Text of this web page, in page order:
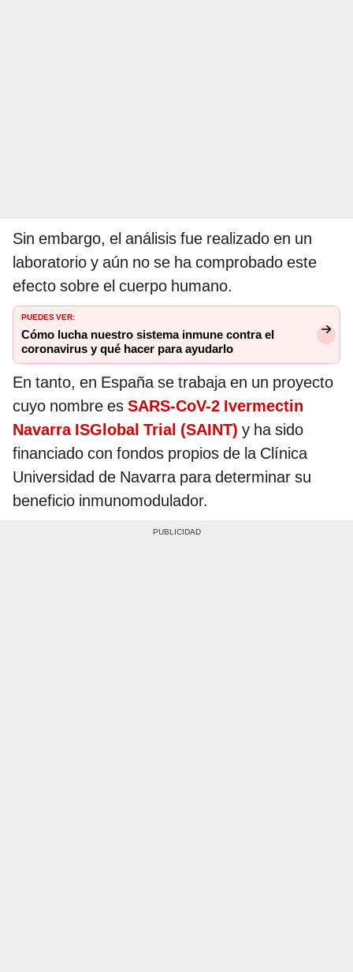
Sin embargo, el análisis fue realizado en un
laboratorio y aún no se ha comprobado este
efecto sobre el cuerpo humano.
PUEDES VER:
Cómo lucha nuestro sistema inmune contra el
coronavirus y qué hacer para ayudarlo
En tanto, en España se trabaja en un proyecto
cuyo nombre es SARS-CoV-2 Ivermectin
Navarra ISGlobal Trial (SAINT) y ha sido
financiado con fondos propios de la Clínica
Universidad de Navarra para determinar su
beneficio inmunomodulador.